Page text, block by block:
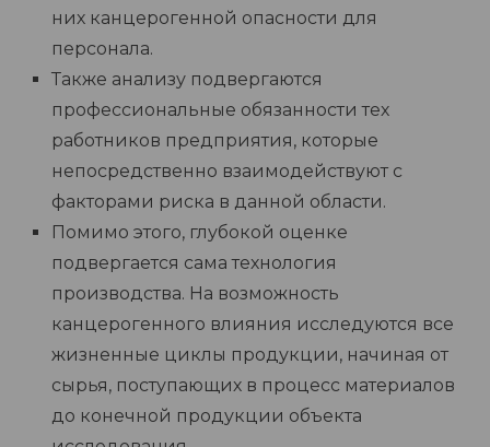
них канцерогенной опасности для
персонала.
Также анализу подвергаются
профессиональные обязанности тех
работников предприятия, которые
непосредственно взаимодействуют с
факторами риска в данной области.
Помимо этого, глубокой оценке
подвергается сама технология
производства. На возможность
канцерогенного влияния исследуются все
жизненные циклы продукции, начиная от
сырья, поступающих в процесс материалов
до конечной продукции объекта